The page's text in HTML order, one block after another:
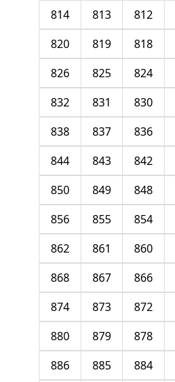
812
813
814
818
819
820
824
825
826
830
831
832
836
837
838
842
843
844
848
849
850
854
855
856
860
861
862
866
867
868
872
873
874
878
879
880
884
885
886